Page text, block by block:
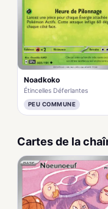
Noadkoko
Étincelles Déferlantes
PEU COMMUNE
Cartes de la